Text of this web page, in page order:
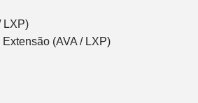
LXP)
(AVA / LXP)